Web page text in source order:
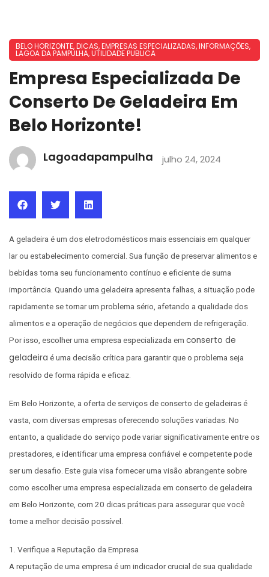
BELO HORIZONTE,DICAS,EMPRESAS ESPECIALIZADAS,INFORMAÇÕES,
LAGOA DA PAMPULHA,UTILIDADE PUBLICA
Empresa Especializada De
Conserto De Geladeira Em
Belo Horizonte!
Lagoadapampulha julho 24, 2024
A geladeira é um dos eletrodomésticos mais essenciais em qualquer
lar ou estabelecimento comercial. Sua função de preservar alimentos e
bebidas torna seu funcionamento contínuo e eficiente de suma
importância. Quando uma geladeira apresenta falhas, a situação pode
rapidamente se tornar um problema sério, afetando a qualidade dos
alimentos e a operação de negócios que dependem de refrigeração.
Por isso, escolher uma empresa especializada em conserto de
geladeira é uma decisão crítica para garantir que o problema seja
resolvido de forma rápida e eficaz.
Em Belo Horizonte, a oferta de serviços de conserto de geladeiras é
vasta, com diversas empresas oferecendo soluções variadas. No
entanto, a qualidade do serviço pode variar significativamente entre os
prestadores, e identificar uma empresa confiável e competente pode
ser um desafio. Este guia visa fornecer uma visão abrangente sobre
como escolher uma empresa especializada em conserto de geladeira
em Belo Horizonte, com 20 dicas práticas para assegurar que você
tome a melhor decisão possível.
1. Verifique a Reputação da Empresa
A reputação de uma empresa é um indicador crucial de sua qualidade